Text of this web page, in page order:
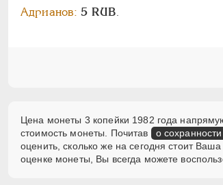
Адрианов: 5 RUB
Цена монеты 3 копейки 1982 года
стоимость монеты. Почитав
о
оценить, сколько же на сегодня стоит
оценке монеты, Вы всегда можете